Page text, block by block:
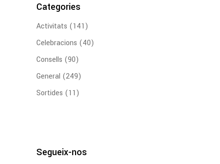
Categories
Activitats (141)
Celebracions (40)
Consells (90)
General (249)
Sortides (11)
Segueix-nos